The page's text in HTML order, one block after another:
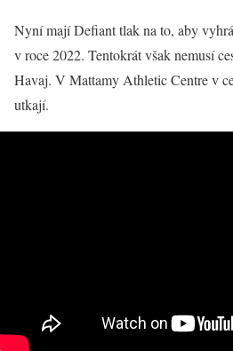
Nyní mají Defiant tlak na to, aby
v roce 2022. Tentokrát však nemusí
Havaj. V Mattamy Athletic Centre v
utkají.